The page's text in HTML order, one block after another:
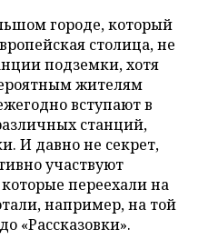
городе, который
столица, не
подземки, хотя
жителям
вступают в
станций,
И давно не секрет,
участвуют
переехали на
например, на той
«Рассказовки».